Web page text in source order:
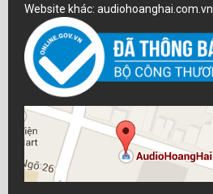
Website khác: audiohoanghai.com.vn